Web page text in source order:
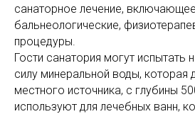
санаторное лечение, включающее
бальнеологические,
процедуры.
Гости санатория могут испытать
силу минеральной воды, которая
местного источника, с глубины
используют для лечебных ванн,